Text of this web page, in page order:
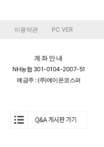
이용약관 PC VER
계좌안내
NH농협 301-0104-2007-51
예금주 : (주)에이온코스퍼